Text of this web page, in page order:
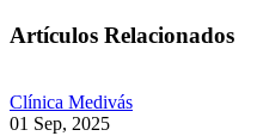
Lipedema
Artículos Relacionados
Clínica Medivás
01 Sep, 2025